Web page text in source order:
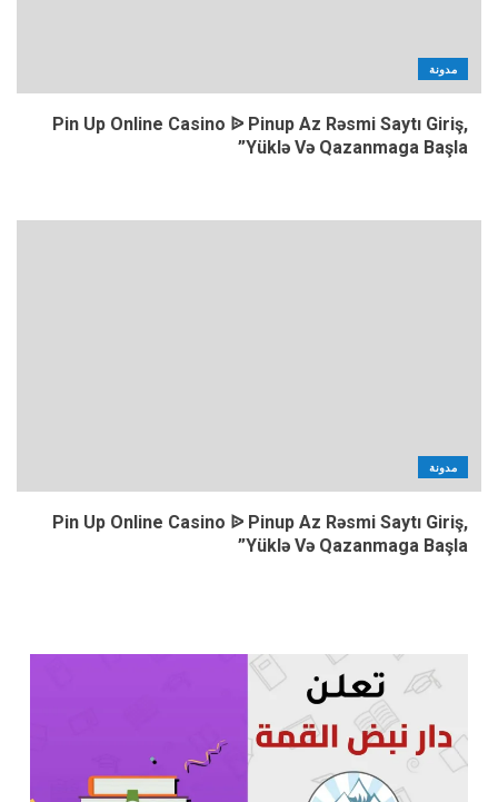
مدونة
Pin Up Online Casino ᐉ Pinup Az Rəsmi Saytı Giriş,
Yüklə Və Qazanmaga Başla”
مدونة
Pin Up Online Casino ᐉ Pinup Az Rəsmi Saytı Giriş,
Yüklə Və Qazanmaga Başla”